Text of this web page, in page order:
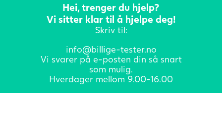
Hei, trenger du hjelp?
Vi sitter klar til å hjelpe deg!
Skriv til:
info@billige-tester.no
Vi svarer på e-posten din så snart
som mulig.
Hverdager mellom 9.00-16.00